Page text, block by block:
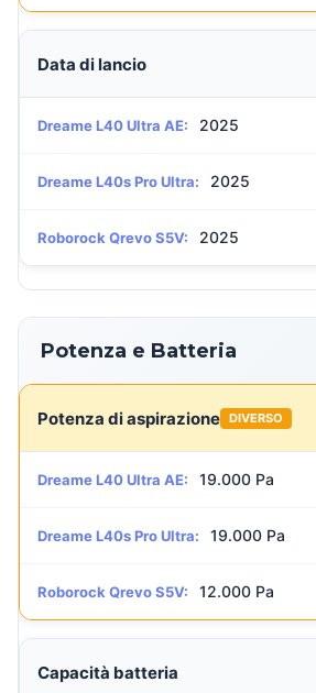
Data di lancio
Dreame L40 Ultra AE: 2025
Dreame L40s Pro Ultra: 2025
Roborock Qrevo S5V: 2025
Potenza e Batteria
Potenza di aspirazione DIVERSO
Dreame L40 Ultra AE: 19.000 Pa
Dreame L40s Pro Ultra: 19.000 Pa
Roborock Qrevo S5V: 12.000 Pa
Capacità batteria